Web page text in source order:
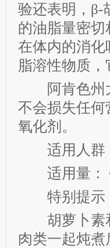
验还表明，β-
的油脂量密
在体内的消化
脂溶性物质
阿肯色州大
不会损失任
氧化剂。
适用人群
适用量：
特别提示
胡萝卜素和
肉类一起炖